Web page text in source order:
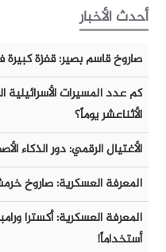
أحدث الأخبار
صاروخ قاسم بصير: قفزة كبيرة
كم عدد المسيرات
الأثناعشر يوماً؟
الأغتيال الرقمي: دور
المعرفة العسكرية: صاروخ خرمشهر-٤
المعرفة العسكرية: أكسترا
أستخداماً!